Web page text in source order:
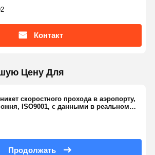
Контакт
Цену Для
скоростного прохода в аэропорту,
ISO9001, с данными в реальном
Продолжать